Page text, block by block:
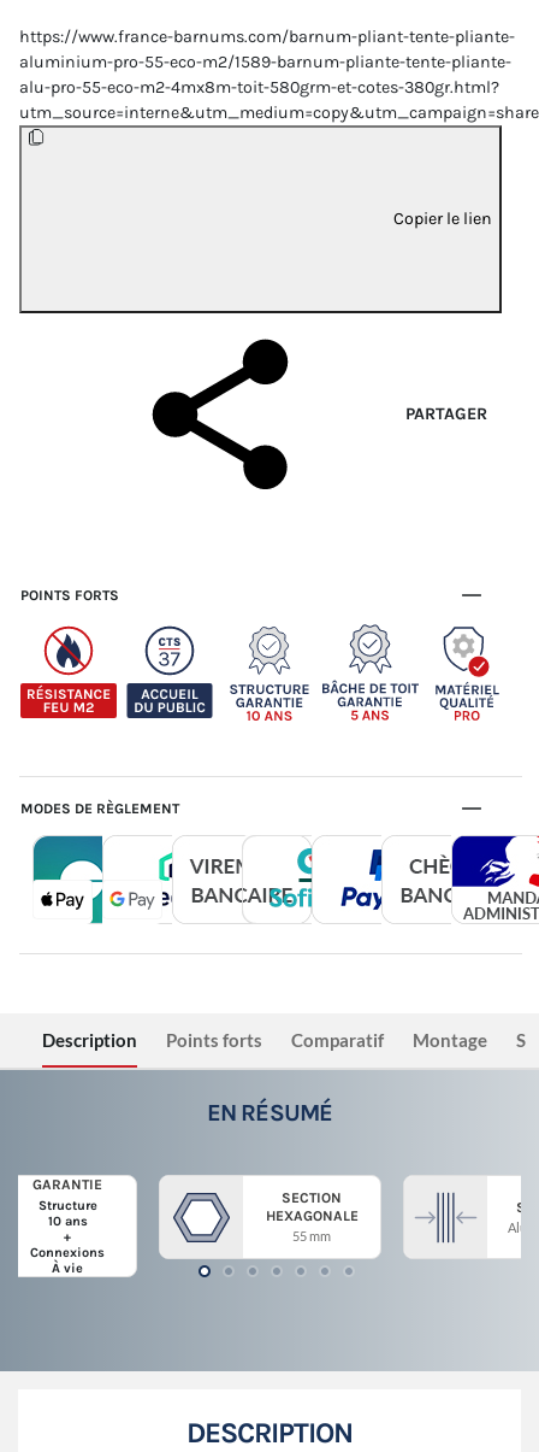
https://www.france-barnums.com/barnum-pliant-tente-pliante-
aluminium-pro-55-eco-m2/1589-barnum-pliante-tente-pliante-
alu-pro-55-eco-m2-4mx8m-toit-580grm-et-cotes-380gr.html?
Copier le lien
PARTAGER
POINTS FORTS
MODES DE RÈGLEMENT
Description Points forts Comparatif Montage
EN RÉSUMÉ
GARANTIE
Structure
10 ans
+
Connexions
À vie
SECTION
HEXAGONALE
55 mm
DESCRIPTION